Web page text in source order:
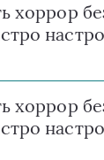
хоррор
хоррор